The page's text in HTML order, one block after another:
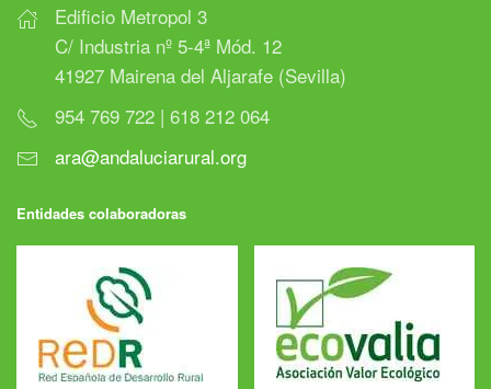
Edificio Metropol 3
C/ Industria nº 5-4ª Mód. 12
41927 Mairena del Aljarafe (Sevilla)
954 769 722 | 618 212 064
ara@andaluciarural.org
Entidades colaboradoras